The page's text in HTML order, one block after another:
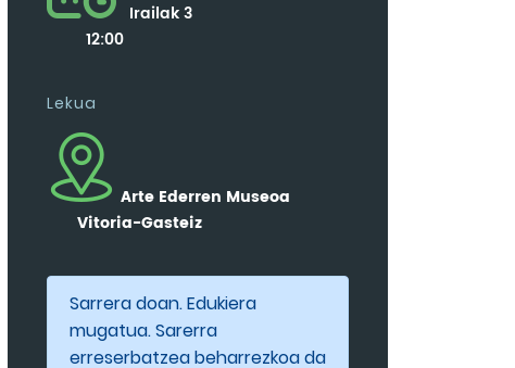
Irailak 3
12:00
Lekua
Arte Ederren Museoa
Vitoria-Gasteiz
Sarrera doan. Edukiera
mugatua. Sarerra
erreserbatzea beharrezkoa da